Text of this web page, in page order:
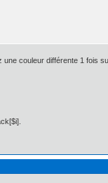
couleur différente 1 fois